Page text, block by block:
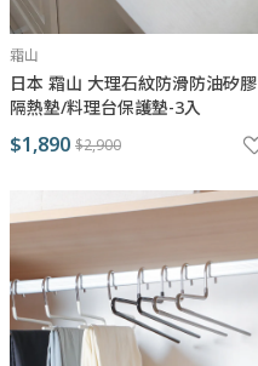
霜山
日本 霜山 大理石紋防滑防油矽膠
隔熱墊/料理台保護墊-3入
$1,890 $2,900